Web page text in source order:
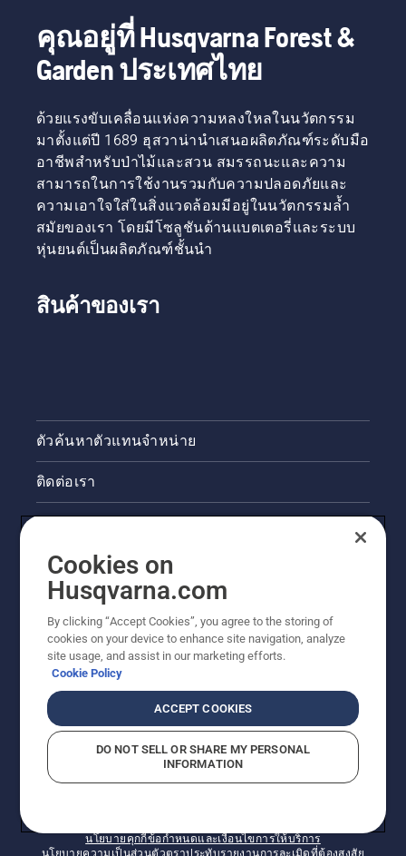
คุณอยู่ที่ Husqvarna Forest &
Garden ประเทศไทย
ด้วยแรงขับเคลื่อนแห่งความหลงใหลในนวัตกรรม
มาตั้งแต่ปี 1689 ฮุสวาน่านำเสนอผลิตภัณฑ์ระดับมือ
อาชีพสำหรับป่าไม้และสวน สมรรถนะและความ
สามารถในการใช้งานรวมกับความปลอดภัยและ
ความเอาใจใส่ในสิ่งแวดล้อมมีอยู่ในนวัตกรรมล้ำ
สมัยของเรา โดยมีโซลูชันด้านแบตเตอรี่และระบบ
หุ่นยนต์เป็นผลิตภัณฑ์ชั้นนำ
สินค้าของเรา
ตัวค้นหาตัวแทนจำหน่าย
ติดต่อเรา
ข่าวสารและกิจกรรม
ข้อมูลผลิตภัณฑ์ทางกฎหมาย
ไซต์ฮุสวาน่าอื่นๆ
นโยบายคุกกี้ข้อกำหนดและเงื่อนไขการให้บริการ
นโยบายความเป็นส่วนตัวตราประทับรายงานการละเมิดที่ต้องสงสัย
Cookies on
Husqvarna.com
By clicking “Accept Cookies”, you agree to the storing of
cookies on your device to enhance site navigation, analyze
site usage, and assist in our marketing efforts.
Cookie Policy
ACCEPT COOKIES
DO NOT SELL OR SHARE MY PERSONAL
INFORMATION